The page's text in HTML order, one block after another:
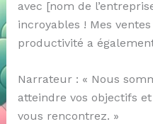
avec [nom de
incroyables ! Mes
productivité a
Narrateur : « Nous
atteindre vos objectifs
vous rencontrez. »